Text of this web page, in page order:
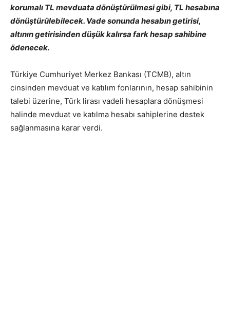
korumalı TL mevduata dönüştürülmesi gibi, TL hesabına
dönüştürülebilecek. Vade sonunda hesabın getirisi,
altının getirisinden düşük kalırsa fark hesap sahibine
ödenecek.
Türkiye Cumhuriyet Merkez Bankası (TCMB), altın
cinsinden mevduat ve katılım fonlarının, hesap sahibinin
talebi üzerine, Türk lirası vadeli hesaplara dönüşmesi
halinde mevduat ve katılma hesabı sahiplerine destek
sağlanmasına karar verdi.